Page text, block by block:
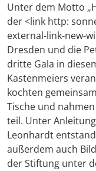
Unter dem Motto
der <link http:
external-link-new-
Dresden und die
dritte Gala in
Kastenmeiers
kochten
Tische und
teil. Unter
Leonhardt
außerdem auch
der Stiftung unter